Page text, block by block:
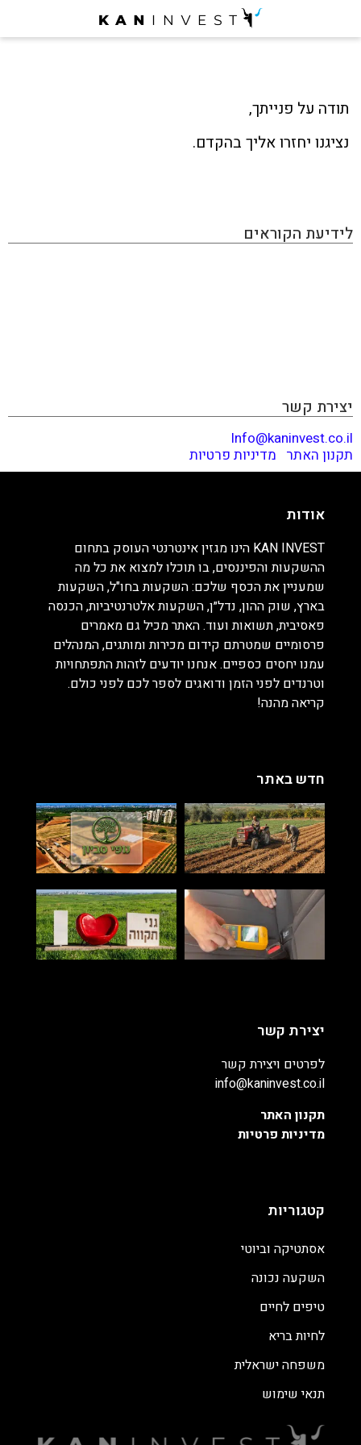
תודה על פנייתך,
נציגנו יחזרו אליך בהקדם.
לידיעת הקוראים
יצירת קשר
Info@kaninvest.co.il
תקנון האתר מדיניות פרטיות
אודות
KAN INVEST הינו מגזין אינטרנטי העוסק בתחום
ההשקעות והפיננסים, בו תוכלו למצוא את כל מה
שמעניין את הכסף שלכם: השקעות בחו"ל, השקעות
בארץ, שוק ההון, נדל״ן, השקעות אלטרנטיביות, הכנסה
פאסיבית, תשואות ועוד. האתר מכיל גם מאמרים
פרסומיים שמטרתם קידום מכירות ומותגים, המנהלים
עמנו יחסים כספיים. אנחנו יודעים לזהות התפתחויות
וטרנדים לפני הזמן ודואגים לספר לכם לפני כולם.
קריאה מהנה!
חדש באתר
יצירת קשר
לפרטים ויצירת קשר
info@kaninvest.co.il
תקנון האתר
מדיניות פרטיות
קטגוריות
אסתטיקה וביוטי
השקעה נכונה
טיפים לחיים
לחיות בריא
משפחה ישראלית
תנאי שימוש